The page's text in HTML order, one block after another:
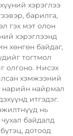
хэрэглээ
барилга,
гэх мэт олон
хэрэглээнд
хөнгөн байдаг,
тогтмол
олгоно. Нисэх
хэмжээний
нарийн найрмал
итгэдэг.
нь
байдалд
дотоод